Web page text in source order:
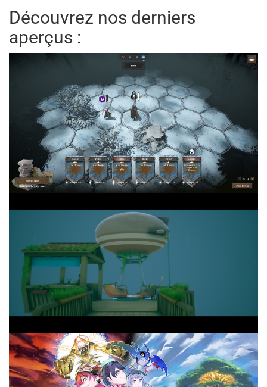
Découvrez nos derniers
aperçus :